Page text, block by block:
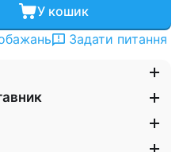
У кошик
Задати питання